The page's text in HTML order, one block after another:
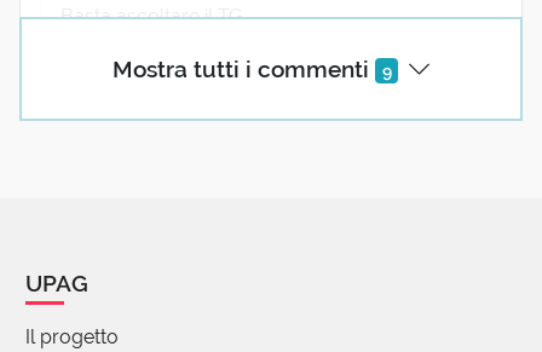
Mostra tutti i commenti 9
Basta ascoltare il TG.
toni carli
UPAG
Il progetto